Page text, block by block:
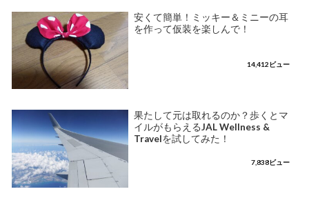
安くて簡単！ミッキー＆ミニーの耳
を作って仮装を楽しんで！
14,412ビュー
果たして元は取れるのか？歩くとマ
イルがもらえるJAL Wellness &
Travelを試してみた！
7,838ビュー